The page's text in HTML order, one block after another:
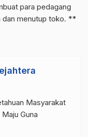
para pedagang
dan menutup toko. **
Masyarakat
Guna